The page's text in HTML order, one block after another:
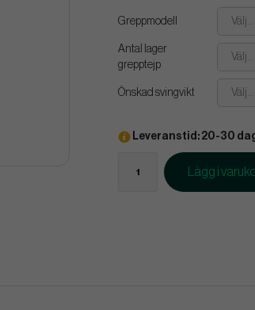
Greppmodell Välj...
Antal lager
grepptejp
Välj...
Önskad svingvikt Välj...
Leveranstid: 20-30
Lägg i